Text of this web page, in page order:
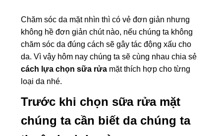
Chăm sóc da mặt nhìn thì có vẻ đơn giản nhưng
không hề đơn giản chút nào, nếu chúng ta không
chăm sóc da đúng cách sẽ gây tác động xấu cho
da. Vì vậy hôm nay chúng ta sẽ cùng nhau chia sẻ
cách lựa chọn sữa rửa mặt thích hợp cho từng
loại da nhé.
Trước khi chọn sữa rửa mặt
chúng ta cần biết da chúng ta